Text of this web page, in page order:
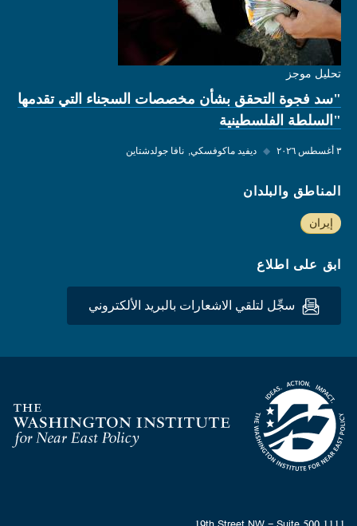
تحليل موجز
"سد فجوة التحقق بشأن مخصصات السجناء التي تقدمها
"السلطة الفلسطينية
٣ أغسطس ٢٠٢٦ ◆ ديفيد ماكوفسكي نافا جولدشتاين
المناطق والبلدان
إيران
ابق على اطلاع
سجِّل لتلقي الاشعارات بالبريد الألكتروني
Homepage